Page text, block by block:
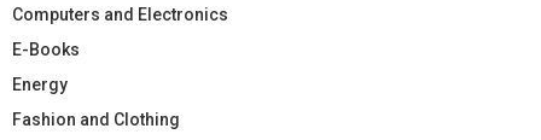
Computers and Electronics
E-Books
Energy
Fashion and Clothing